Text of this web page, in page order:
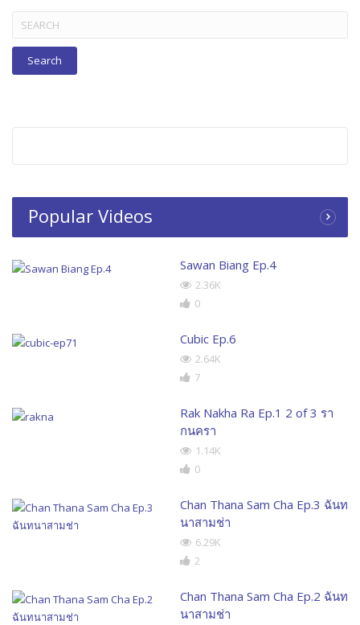
Search
for:
Popular Videos
Sawan Biang Ep.4
2.36K
0
Cubic Ep.6
2.64K
7
Rak Nakha Ra Ep.1 2 of 3 รา
กนครา
1.14K
0
Chan Thana Sam Cha Ep.3 ฉันท
นาสามช่า
6.29K
2
Chan Thana Sam Cha Ep.2 ฉันท
นาสามช่า